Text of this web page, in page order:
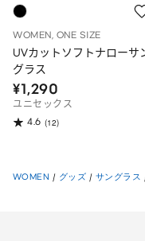
WOMEN, ONE SIZE
UVカットソフトナローサ
グラス
¥1,290
ユニセックス
4.6 (12)
WOMEN / グッズ / サングラス